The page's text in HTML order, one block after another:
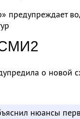
предупреждает
о новой
нюансы